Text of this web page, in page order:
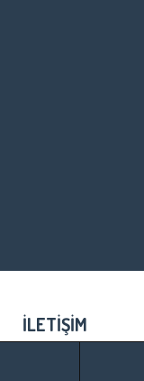
İLETIŞIM